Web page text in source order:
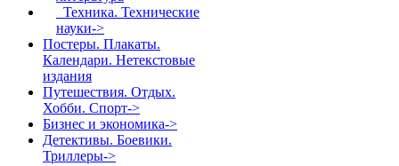
Техника. Технические
науки->
Постеры. Плакаты.
Календари. Нетекстовые
издания
Путешествия. Отдых.
Хобби. Спорт->
Бизнес и экономика->
Детективы. Боевики.
Триллеры->